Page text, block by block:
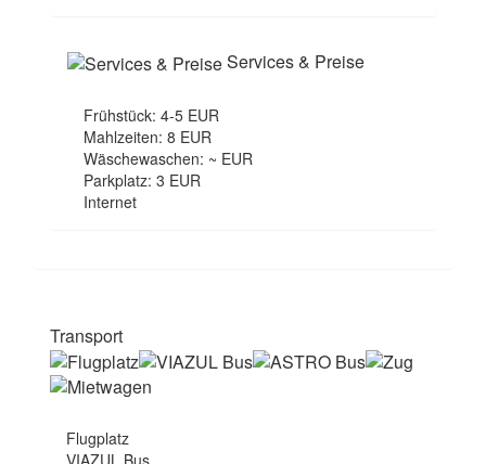
Services & Preise
Frühstück: 4-5 EUR
Mahlzeiten: 8 EUR
Wäschewaschen: ~ EUR
Parkplatz: 3 EUR
Internet
Transport
Flugplatz